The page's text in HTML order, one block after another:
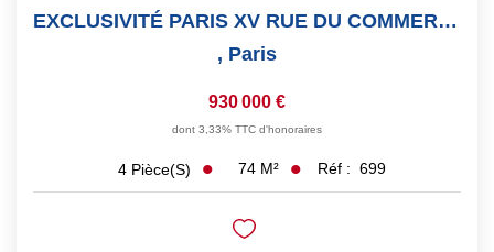
EXCLUSIVITÉ PARIS XV RUE DU COMMERCE APPARTEMENT FAMILIAL...
, Paris
930 000 €
dont 3,33% TTC d'honoraires
4 Pièce(s) 74 M² Réf : 699